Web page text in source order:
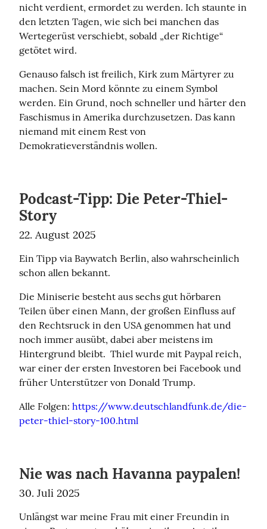
nicht verdient, ermordet zu werden. Ich staunte in
den letzten Tagen, wie sich bei manchen das
Wertegerüst verschiebt, sobald „der Richtige“
getötet wird.
Genauso falsch ist freilich, Kirk zum Märtyrer zu
machen. Sein Mord könnte zu einem Symbol
werden. Ein Grund, noch schneller und härter den
Faschismus in Amerika durchzusetzen. Das kann
niemand mit einem Rest von
Demokratieverständnis wollen.
Podcast-Tipp: Die Peter-Thiel-
Story
22. August 2025
Ein Tipp via Baywatch Berlin, also wahrscheinlich
schon allen bekannt.
Die Miniserie besteht aus sechs gut hörbaren
Teilen über einen Mann, der großen Einfluss auf
den Rechtsruck in den USA genommen hat und
noch immer ausübt, dabei aber meistens im
Hintergrund bleibt.  Thiel wurde mit Paypal reich,
war einer der ersten Investoren bei Facebook und
früher Unterstützer von Donald Trump.
Alle Folgen: https://www.deutschlandfunk.de/die-
peter-thiel-story-100.html
Nie was nach Havanna paypalen!
30. Juli 2025
Unlängst war meine Frau mit einer Freundin in